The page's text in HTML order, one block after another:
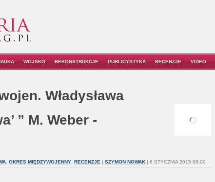
WOJSKO REKONSTRUKCJE PUBLICYSTYKA RECENZJE VIDEO
Władysława
” M. Weber -
, OKRES MIĘDZYWOJENNY, RECENZJE | SZYMON NOWAK| 6 STYCZNIA 2015 08:00